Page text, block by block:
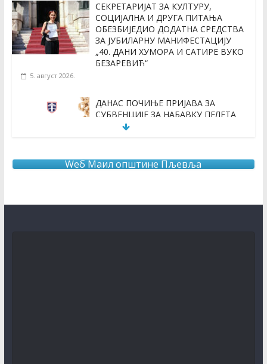
СЕКРЕТАРИЈАТ ЗА КУЛТУРУ,
СОЦИЈАЛНА И ДРУГА ПИТАЊА
ОБЕЗБИЈЕДИО ДОДАТНА СРЕДСТВА
ЗА ЈУБИЛАРНУ МАНИФЕСТАЦИЈУ
„40. ДАНИ ХУМОРА И САТИРЕ ВУКО
БЕЗАРЕВИЋ“
5. август 2026.
ДАНАС ПОЧИЊЕ ПРИЈАВА ЗА
СУБВЕНЦИЈЕ ЗА НАБАВКУ ПЕЛЕТА
3. август 2026.
Wеб Маил општине Пљевља